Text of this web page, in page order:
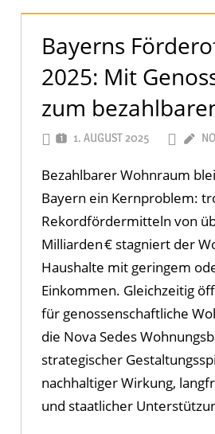
Bayerns
2025: Mit
zum
1. AUGUST 2025
Bezahlbarer Wohnraum
Bayern ein Kernproblem:
Rekordfördermitteln von
Milliarden € stagniert der
Haushalte mit geringem
Einkommen. Gleichzeitig
für genossenschaftliche
die Nova Sedes
strategischer
nachhaltiger Wirkung,
und staatlicher